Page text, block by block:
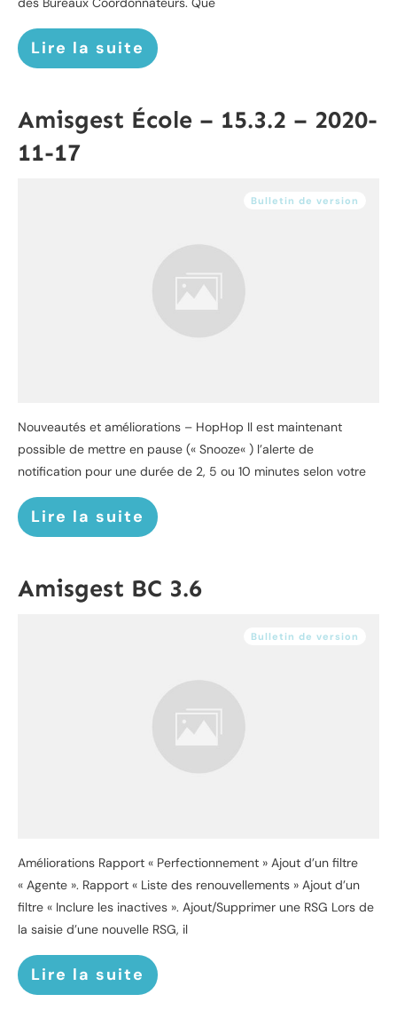
Lire la suite
Amisgest École – 15.3.2 – 2020-
11-17
Bulletin de version
Nouveautés et améliorations – HopHop Il est maintenant
possible de mettre en pause (« Snooze« ) l’alerte de
notification pour une durée de 2, 5 ou 10 minutes selon votre
Lire la suite
Amisgest BC 3.6
Bulletin de version
Améliorations Rapport « Perfectionnement » Ajout d’un filtre
« Agente ». Rapport « Liste des renouvellements » Ajout d’un
filtre « Inclure les inactives ». Ajout/Supprimer une RSG Lors de
la saisie d’une nouvelle RSG, il
Lire la suite